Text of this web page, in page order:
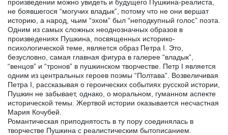
произведении можно увидеть и будущего Пушкина-реалиста,
не боявшегося “могучих владык”, потому что не они вершат
историю, а народ, чьим “эхом” был “неподкупный голос” поэта.
Одним из самых сложных неоднозначных образов в
произведениях Пушкина, посвященных историко-
психологической теме, является образ Петра I. Это,
безусловно, самая главная фигура в галерее “владык”,
“венцов” и “тронов” в пушкинском творчестве. Петр I является
одним из центральных героев поэмы “Полтава”. Возвеличивая
Петра I, рассказывая о героических событиях русской истории,
Пушкин не забывает, однако, о моральном, гуманном аспекте
исторической темы. Жертвой истории оказывается несчастная
Мария Кочубей.
Романтическая приподнятость в ту пору соединялась в
творчестве Пушкина с реалистическим бытописанием.